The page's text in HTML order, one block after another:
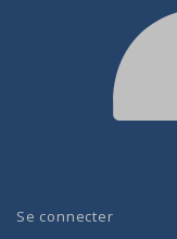
Se connecter